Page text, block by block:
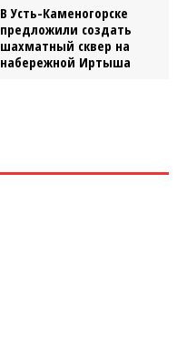
В Усть-Каменогорске
предложили создать
шахматный сквер на
набережной Иртыша